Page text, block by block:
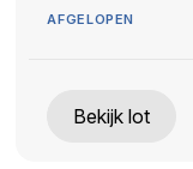
AFGELOPEN
Bekijk lot